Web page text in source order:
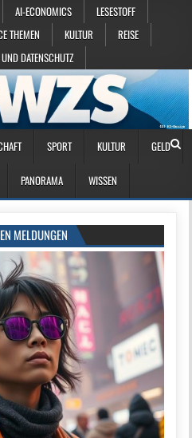
AI-ECONOMICS
LESESTOFF
THEMEN KULTUR
REISE
DATENSCHUTZ
SPORT KULTUR GELD
PANORAMA WISSEN
MELDUNGEN